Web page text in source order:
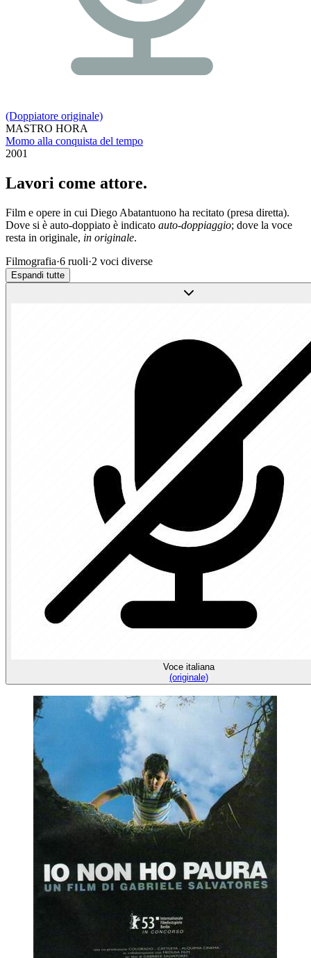
(Doppiatore originale)
MASTRO HORA
Momo alla conquista del tempo
2001
Lavori come attore.
Film e opere in cui Diego Abatantuono ha recitato (presa diretta).
Dove si è auto-doppiato è indicato auto-doppiaggio; dove la voce
resta in originale, in originale.
Filmografia·6 ruoli·2 voci diverse
Espandi tutte
Voce italiana
(originale)